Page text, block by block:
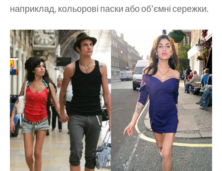
наприклад, кольорові паски або об’ємні сережки.